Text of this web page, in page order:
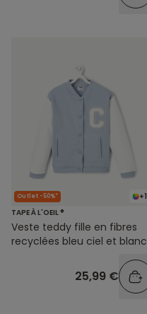
+1
Outlet -50%*
TAPE À L'OEIL ®
Veste teddy fille en fibres
recyclées bleu ciel et blanc
25,99 €